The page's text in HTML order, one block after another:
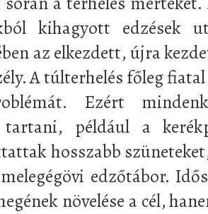
kihagyott edzések
az elkezdett, újra
A túlterhelés főleg
Ezért
tartani, például a
hosszabb
edzőtábor.
növelése a cél,